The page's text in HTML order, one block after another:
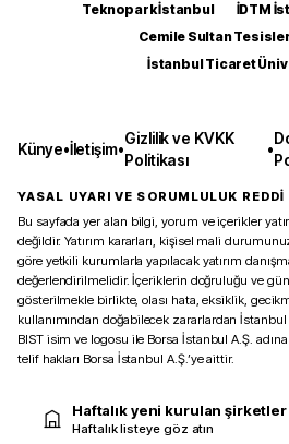
Teknopark İstanbul
İDTM
Cemile Sultan
İstanbul Ticaret
Künye•İletişim•
Gizlilik ve KVKK
Politikası
•
YASAL UYARI VE SORUMLULUK REDDİ
Bu sayfada yer alan bilgi, yorum ve içerikler
değildir. Yatırım kararları, kişisel mali
göre yetkili kurumlarla yapılacak yatırım
değerlendirilmelidir. İçeriklerin doğruluğu ve
gösterilmekle birlikte, olası hata, eksiklik,
kullanımından doğabilecek zararlardan
BIST isim ve logosu ile Borsa İstanbul A.Ş.
telif hakları Borsa İstanbul A.Ş.’ye aittir.
Haftalık yeni kurulan şirketler
Haftalık listeye göz atın